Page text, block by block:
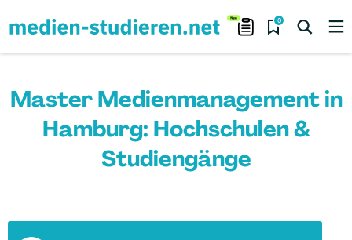
0
Master Medienmanagement in
Hamburg: Hochschulen &
Studiengänge